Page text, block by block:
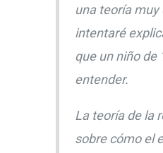
una teoría
intentaré
que un niño de
entender.
La teoría de la
sobre cómo el